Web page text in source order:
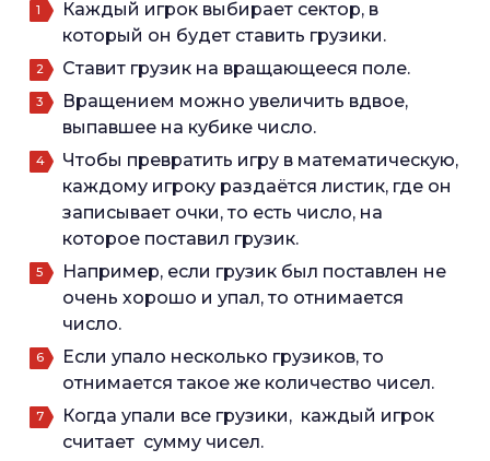
Каждый игрок выбирает сектор, в
который он будет ставить грузики.
Ставит грузик на вращающееся поле.
Вращением можно увеличить вдвое,
выпавшее на кубике число.
Чтобы превратить игру в математическую,
каждому игроку раздаётся листик, где он
записывает очки, то есть число, на
которое поставил грузик.
Например, если грузик был поставлен не
очень хорошо и упал, то отнимается
число.
Если упало несколько грузиков, то
отнимается такое же количество чисел.
Когда упали все грузики, каждый игрок
считает сумму чисел.